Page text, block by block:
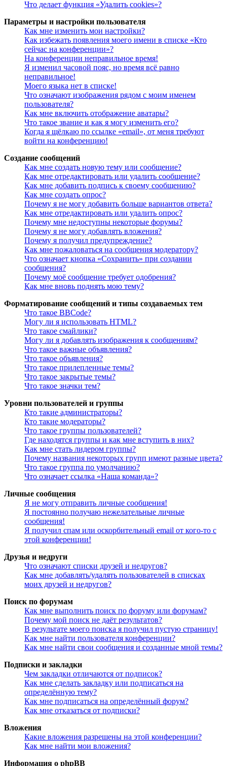
Что делает функция «Удалить cookies»?
Параметры и настройки пользователя
Как мне изменить мои настройки?
Как избежать появления моего имени в списке «Кто
сейчас на конференции»?
На конференции неправильное время!
Я изменил часовой пояс, но время всё равно
неправильное!
Моего языка нет в списке!
Что означают изображения рядом с моим именем
пользователя?
Как мне включить отображение аватары?
Что такое звание и как я могу изменить его?
Когда я щёлкаю по ссылке «email», от меня требуют
войти на конференцию!
Создание сообщений
Как мне создать новую тему или сообщение?
Как мне отредактировать или удалить сообщение?
Как мне добавить подпись к своему сообщению?
Как мне создать опрос?
Почему я не могу добавить больше вариантов ответа?
Как мне отредактировать или удалить опрос?
Почему мне недоступны некоторые форумы?
Почему я не могу добавлять вложения?
Почему я получил предупреждение?
Как мне пожаловаться на сообщения модератору?
Что означает кнопка «Сохранить» при создании
сообщения?
Почему моё сообщение требует одобрения?
Как мне вновь поднять мою тему?
Форматирование сообщений и типы создаваемых тем
Что такое BBCode?
Могу ли я использовать HTML?
Что такое смайлики?
Могу ли я добавлять изображения к сообщениям?
Что такое важные объявления?
Что такое объявления?
Что такое прилепленные темы?
Что такое закрытые темы?
Что такое значки тем?
Уровни пользователей и группы
Кто такие администраторы?
Кто такие модераторы?
Что такое группы пользователей?
Где находятся группы и как мне вступить в них?
Как мне стать лидером группы?
Почему названия некоторых групп имеют разные цвета?
Что такое группа по умолчанию?
Что означает ссылка «Наша команда»?
Личные сообщения
Я не могу отправить личные сообщения!
Я постоянно получаю нежелательные личные
сообщения!
Я получил спам или оскорбительный email от кого-то с
этой конференции!
Друзья и недруги
Что означают списки друзей и недругов?
Как мне добавлять/удалять пользователей в списках
моих друзей и недругов?
Поиск по форумам
Как мне выполнить поиск по форуму или форумам?
Почему мой поиск не даёт результатов?
В результате моего поиска я получил пустую страницу!
Как мне найти пользователя конференции?
Как мне найти свои сообщения и созданные мной темы?
Подписки и закладки
Чем закладки отличаются от подписок?
Как мне сделать закладку или подписаться на
определённую тему?
Как мне подписаться на определённый форум?
Как мне отказаться от подписки?
Вложения
Какие вложения разрешены на этой конференции?
Как мне найти мои вложения?
Информация о phpBB